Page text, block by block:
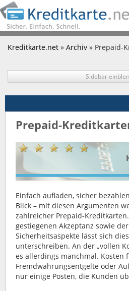
Kreditkarte.net » Archiv » Prepaid-
Sidebar
Prepaid-
Einfach aufladen, sicher
Blick – mit diesen Argumenten
zahlreicher Prepaid-
gestiegenen Akzeptanz sowie
Sicherheitsaspekte lässt sich
unterschreiben. An der „vollen
es allerdings manchmal. Kosten
Fremdwährungsentgelte oder
nur einige Posten, die Kunden